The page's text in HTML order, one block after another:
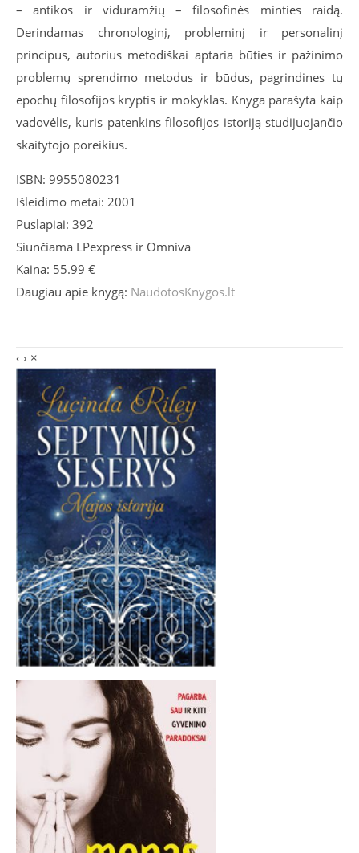
– antikos ir viduramžių – filosofinės minties raidą.
Derindamas chronologinį, probleminį ir personalinį
principus, autorius metodiškai aptaria būties ir pažinimo
problemų sprendimo metodus ir būdus, pagrindines tų
epochų filosofijos kryptis ir mokyklas. Knyga parašyta kaip
vadovėlis, kuris patenkins filosofijos istoriją studijuojančio
skaitytojo poreikius.
ISBN: 9955080231
Išleidimo metai: 2001
Puslapiai: 392
Siunčiama LPexpress ir Omniva
Kaina: 55.99 €
Daugiau apie knygą: NaudotosKnygos.lt
‹ › ×